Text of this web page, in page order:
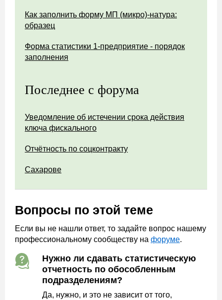
Как заполнить форму МП (микро)-натура:
образец
Форма статистики 1-предприятие - порядок
заполнения
Последнее с форума
Уведомление об истечении срока действия
ключа фискального
Отчётность по соцконтракту
Сахарове
Вопросы по этой теме
Если вы не нашли ответ, то задайте вопрос нашему
профессиональному сообществу на форуме.
Нужно ли сдавать статистическую
отчетность по обособленным
подразделениям?
Да, нужно, и это не зависит от того,